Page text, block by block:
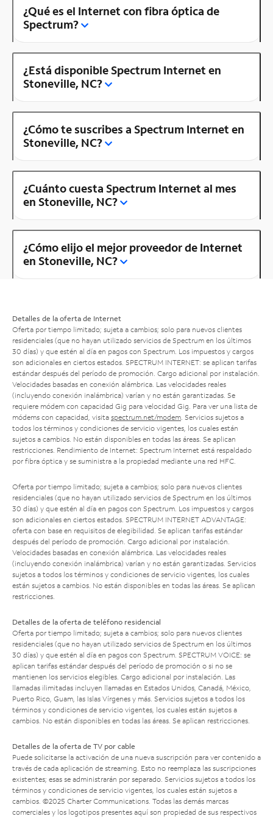
¿Qué es el Internet con fibra óptica de
Spectrum?
¿Está disponible Spectrum Internet en
Stoneville, NC?
¿Cómo te suscribes a Spectrum Internet en
Stoneville, NC?
¿Cuánto cuesta Spectrum Internet al mes
en Stoneville, NC?
¿Cómo elijo el mejor proveedor de Internet
en Stoneville, NC?
Detalles de la oferta de Internet
Oferta por tiempo limitado; sujeta a cambios; solo para nuevos clientes
residenciales (que no hayan utilizado servicios de Spectrum en los últimos
30 días) y que estén al día en pagos con Spectrum. Los impuestos y cargos
son adicionales en ciertos estados. SPECTRUM INTERNET: se aplican tarifas
estándar después del período de promoción. Cargo adicional por instalación.
Velocidades basadas en conexión alámbrica. Las velocidades reales
(incluyendo conexión inalámbrica) varían y no están garantizadas. Se
requiere módem con capacidad Gig para velocidad Gig. Para ver una lista de
módems con capacidad, visita spectrum.net/modem . Servicios sujetos a
todos los términos y condiciones de servicio vigentes, los cuales están
sujetos a cambios. No están disponibles en todas las áreas. Se aplican
restricciones. Rendimiento de Internet: Spectrum Internet está respaldado
por fibra óptica y se suministra a la propiedad mediante una red HFC.
Oferta por tiempo limitado; sujeta a cambios; solo para nuevos clientes
residenciales (que no hayan utilizado servicios de Spectrum en los últimos
30 días) y que estén al día en pagos con Spectrum. Los impuestos y cargos
son adicionales en ciertos estados. SPECTRUM INTERNET ADVANTAGE:
oferta con base en requisitos de elegibilidad. Se aplican tarifas estándar
después del período de promoción. Cargo adicional por instalación.
Velocidades basadas en conexión alámbrica. Las velocidades reales
(incluyendo conexión inalámbrica) varían y no están garantizadas. Servicios
sujetos a todos los términos y condiciones de servicio vigentes, los cuales
están sujetos a cambios. No están disponibles en todas las áreas. Se aplican
restricciones.
Detalles de la oferta de teléfono residencial
Oferta por tiempo limitado; sujeta a cambios; solo para nuevos clientes
residenciales (que no hayan utilizado servicios de Spectrum en los últimos
30 días) y que estén al día en pagos con Spectrum. SPECTRUM VOICE: se
aplican tarifas estándar después del período de promoción o si no se
mantienen los servicios elegibles. Cargo adicional por instalación. Las
llamadas ilimitadas incluyen llamadas en Estados Unidos, Canadá, México,
Puerto Rico, Guam, las Islas Vírgenes y más. Servicios sujetos a todos los
términos y condiciones de servicio vigentes, los cuales están sujetos a
cambios. No están disponibles en todas las áreas. Se aplican restricciones.
Detalles de la oferta de TV por cable
Puede solicitarse la activación de una nueva suscripción para ver contenido a
través de cada aplicación de streaming. Esto no reemplaza las suscripciones
existentes; esas se administrarán por separado. Servicios sujetos a todos los
términos y condiciones de servicio vigentes, los cuales están sujetos a
cambios. ©2025 Charter Communications. Todas las demás marcas
comerciales y los logotipos presentes aquí son propiedad de sus respectivos